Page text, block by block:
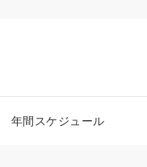
年間スケジュール